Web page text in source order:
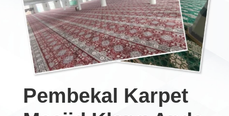
Pembekal Karpet